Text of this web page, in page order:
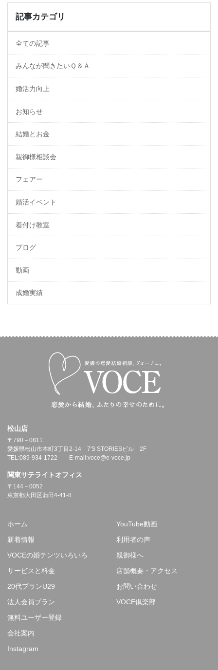
記事カテゴリ
全ての記事
みんなが聞きたいＱ＆Ａ
婚活力向上
お知らせ
結婚とお金
親御様相談会
フェアー
婚活イベント
着付け教室
ブログ
動画
成婚実績
松山店
〒790－0811
愛媛県松山市本町3丁目2-14 7'S STORIESビル 2F
TEL:089-934-1722 E-mail:voce@e-voce.jp
関東サテライトオフィス
〒144－0052
東京都大田区蒲田4-41-8
ホーム
新着情報
VOCEの婚テンツいろいろ
サービスと料金
20代プランU29
法人会員プラン
YouTube動画
利用者の声
親御様へ
店舗概要・アクセス
お問い合わせ
VOCE倶楽部
無料ユーザー登録
会社案内
Instagram